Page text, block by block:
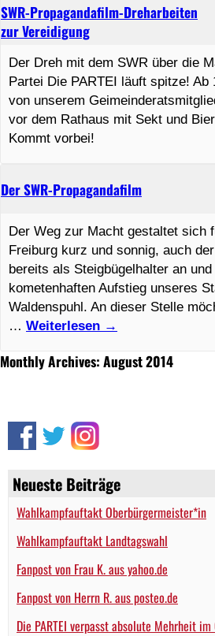
Neueste Beiträge
Wahlkampfauftakt Oberbürgermeister*in
Wahlkampfauftakt Landtagswahl
Fanpost von Frau K. aus yahoo.de
Fanpost von Herrn R. aus posteo.de
Die PARTEI verpasst absolute Mehrheit
Monthly Archives: August 2014
Der SWR-Propagandafilm
Der Weg zur Macht gestaltet sich
Freiburg kurz und sonnig, auch
bereits als Steigbügelhalter an
kometenhaften Aufstieg unseres
Waldenspuhl. An dieser Stelle
… Weiterlesen →
SWR-Propagandafilm-Dreharbeiten
zur Vereidigung
Der Dreh mit dem SWR über die
Partei Die PARTEI läuft spitze! Ab
von unserem
vor dem Rathaus mit Sekt und
Kommt vorbei!